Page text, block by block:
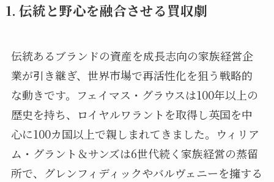
1. 伝統と野心を融合させる買収劇
伝統あるブランドの資産を成長志向の家族経営企
業が引き継ぎ、世界市場で再活性化を狙う戦略的
な動きです。フェイマス・グラウスは100年以上の
歴史を持ち、ロイヤルワラントを取得し英国を中
心に100カ国以上で親しまれてきました。ウィリア
ム・グラント＆サンズは6世代続く家族経営の蒸留
所で、グレンフィディックやバルヴェニーを擁する